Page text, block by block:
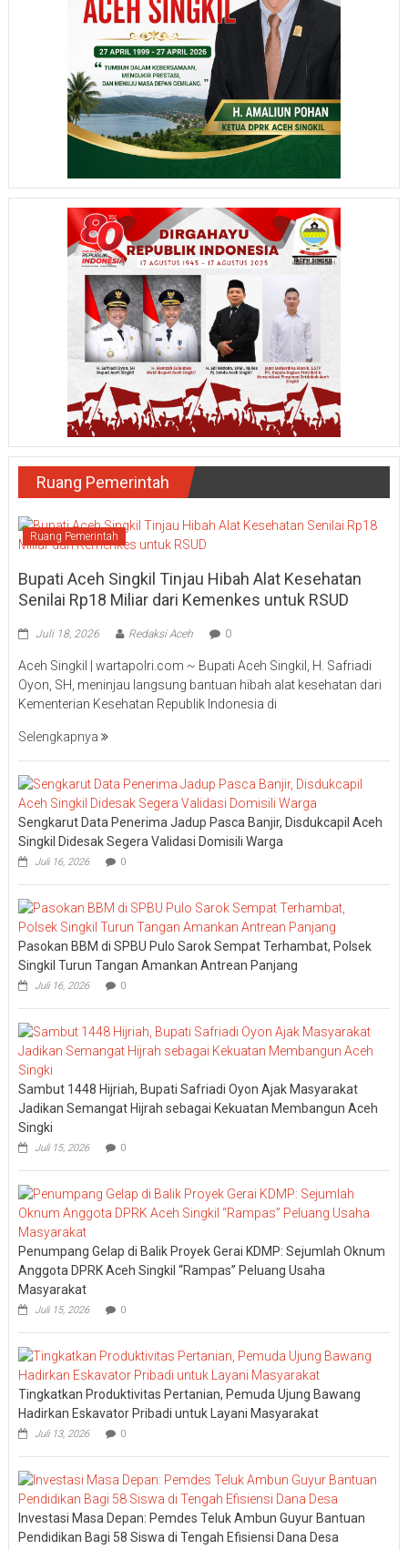
Ruang Pemerintah
Ruang Pemerintah
Bupati Aceh Singkil Tinjau Hibah Alat Kesehatan
Senilai Rp18 Miliar dari Kemenkes untuk RSUD
Juli 18, 2026 Redaksi Aceh 0
Aceh Singkil | wartapolri.com ~ Bupati Aceh Singkil, H. Safriadi
Oyon, SH, meninjau langsung bantuan hibah alat kesehatan dari
Kementerian Kesehatan Republik Indonesia di
Selengkapnya
Sengkarut Data Penerima Jadup Pasca Banjir, Disdukcapil Aceh
Singkil Didesak Segera Validasi Domisili Warga
Juli 16, 2026 0
Pasokan BBM di SPBU Pulo Sarok Sempat Terhambat, Polsek
Singkil Turun Tangan Amankan Antrean Panjang
Juli 16, 2026 0
Sambut 1448 Hijriah, Bupati Safriadi Oyon Ajak Masyarakat
Jadikan Semangat Hijrah sebagai Kekuatan Membangun Aceh
Singki
Juli 15, 2026 0
Penumpang Gelap di Balik Proyek Gerai KDMP: Sejumlah Oknum
Anggota DPRK Aceh Singkil “Rampas” Peluang Usaha
Masyarakat
Juli 15, 2026 0
Tingkatkan Produktivitas Pertanian, Pemuda Ujung Bawang
Hadirkan Eskavator Pribadi untuk Layani Masyarakat
Juli 13, 2026 0
Investasi Masa Depan: Pemdes Teluk Ambun Guyur Bantuan
Pendidikan Bagi 58 Siswa di Tengah Efisiensi Dana Desa